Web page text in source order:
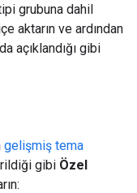
grubuna dahil
aktarın ve ardından
açıklandığı gibi
gelişmiş tema
gibi Özel